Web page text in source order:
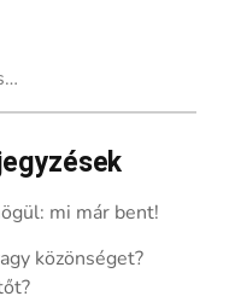
mi már bent!
közönséget?